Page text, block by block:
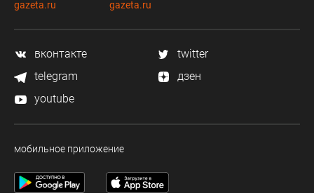
gazeta.ru
gazeta.ru
вконтакте
twitter
telegram
дзен
youtube
мобильное приложение